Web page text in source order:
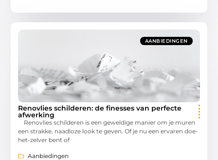
AANBIEDINGEN
Renovlies schilderen: de finesses van perfecte
afwerking
Renovlies schilderen is een geweldige manier om je muren
een strakke, naadloze look te geven. Of je nu een ervaren doe-
het-zelver bent of
Aanbiedingen